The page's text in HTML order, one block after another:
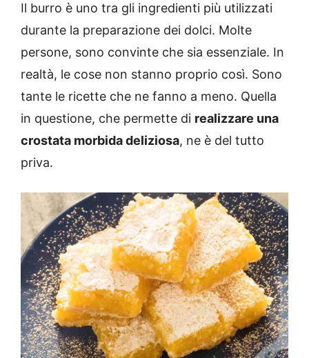
Il burro è uno tra gli ingredienti più utilizzati
durante la preparazione dei dolci. Molte
persone, sono convinte che sia essenziale. In
realtà, le cose non stanno proprio così. Sono
tante le ricette che ne fanno a meno. Quella
in questione, che permette di realizzare una
crostata morbida deliziosa, ne è del tutto
priva.